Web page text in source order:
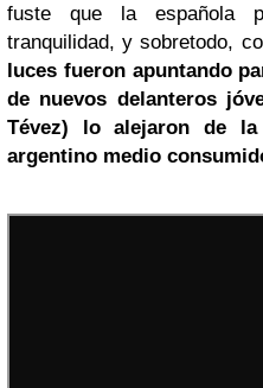
fuste que la española
tranquilidad, y sobretodo,
luces fueron apuntando
de nuevos delanteros
Tévez) lo alejaron de
argentino medio